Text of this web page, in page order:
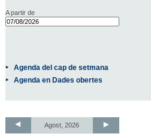
A partir de
Agenda del cap de setmana
Agenda en Dades obertes
Agost, 2026